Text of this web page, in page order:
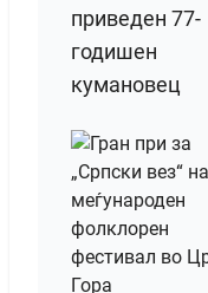
приведен 77-
годишен
кумановец